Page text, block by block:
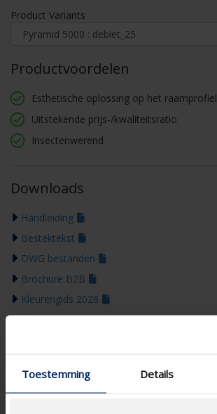
Toestemming Details
Product Variants
Productvoordelen
Esthetische oplossing op het raamprofiel
Uitstekende prijs-/kwaliteitsratio
Insectenwerend
Downloads
Handleiding
Bestektekst
DWG bestanden
Brochure B2B
Kleurengids 2026